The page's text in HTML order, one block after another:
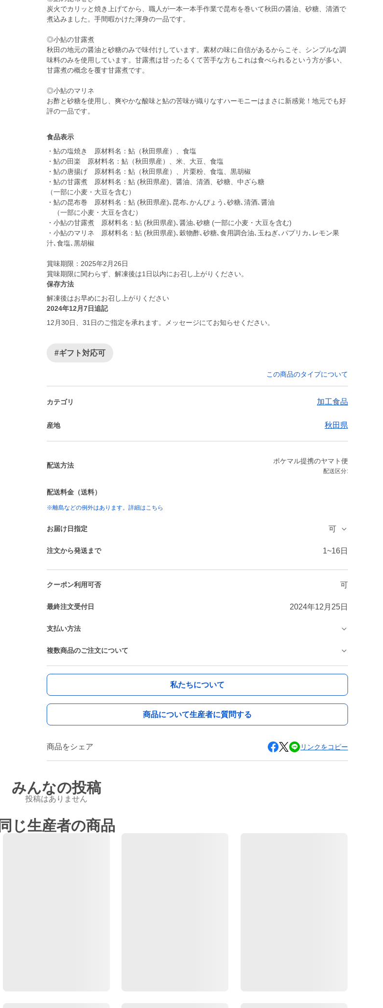
炭火でカリッと焼き上げてから、職人が一本一本手作業で昆布を巻いて秋田の醤油、砂糖、清酒で
煮込みました。手間暇かけた渾身の一品です。
◎小鮎の甘露煮
秋田の地元の醤油と砂糖のみで味付けしています。素材の味に自信があるからこそ、シンプルな調
味料のみを使用しています。甘露煮は甘ったるくて苦手な方もこれは食べられるという方が多い、
甘露煮の概念を覆す甘露煮です。
◎小鮎のマリネ
お酢と砂糖を使用し、爽やかな酸味と鮎の苦味が織りなすハーモニーはまさに新感覚！地元でも好
評の一品です。
食品表示
・鮎の塩焼き 原材料名：鮎（秋田県産）、食塩
・鮎の田楽 原材料名：鮎（秋田県産）、米、大豆、食塩
・鮎の唐揚げ 原材料名：鮎（秋田県産）、片栗粉、食塩、黒胡椒
・鮎の甘露煮 原材料名：鮎 (秋田県産)、醤油、清酒、砂糖、中ざら糖
（一部に小麦・大豆を含む）
・鮎の昆布巻 原材料名：鮎 (秋田県産)､昆布､かんぴょう､砂糖､清酒､醤油
（一部に小麦・大豆を含む）
・小鮎の甘露煮 原材料名：鮎 (秋田県産)､醤油､砂糖 (一部に小麦・大豆を含む)
・小鮎のマリネ 原材料名：鮎 (秋田県産)､穀物酢､砂糖､食用調合油､玉ねぎ､パプリカ､レモン果
汁､食塩､黒胡椒
賞味期限：2025年2月26日
賞味期限に関わらず、解凍後は1日以内にお召し上がりください。
保存方法
解凍後はお早めにお召し上がりください
2024年12月7日追記
12月30日、31日のご指定を承れます。メッセージにてお知らせください。
#ギフト対応可
この商品のタイプについて
カテゴリ 加工食品
産地 秋田県
配送方法
ポケマル提携のヤマト便
配送区分:
配送料金（送料）
※離島などの例外はあります。詳細はこちら
お届け日指定 可
注文から発送まで 1~16日
クーポン利用可否 可
最終注文受付日 2024年12月25日
支払い方法
複数商品のご注文について
私たちについて
商品について生産者に質問する
商品をシェア リンクをコピー
みんなの投稿
投稿はありません
同じ生産者の商品